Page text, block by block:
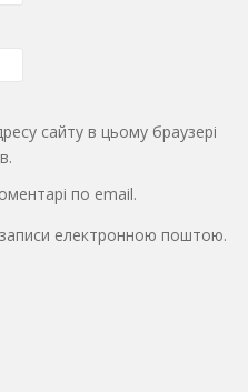
сайту в цьому браузері
по email.
електронною поштою.